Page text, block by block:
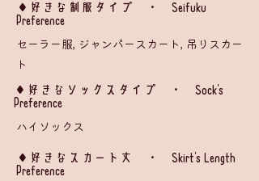
​◆好きな制服タイプ ・ Seifuku
Preference
セーラー服, ジャンパースカート, 吊りスカー
ト
◆好きなソックスタイプ ・ Sock's
Preference
ハイソックス
​◆好きなスカート丈 ・ Skirt's Length
Preference